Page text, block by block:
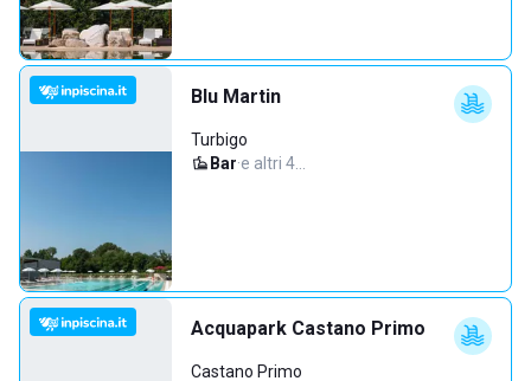
Blu Martin
Turbigo
Bar·e altri 4…
Acquapark Castano Primo
Castano Primo